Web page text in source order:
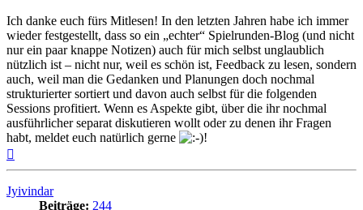
Ich danke euch fürs Mitlesen! In den letzten Jahren habe ich immer
wieder festgestellt, dass so ein „echter“ Spielrunden-Blog (und nicht
nur ein paar knappe Notizen) auch für mich selbst unglaublich
nützlich ist – nicht nur, weil es schön ist, Feedback zu lesen, sondern
auch, weil man die Gedanken und Planungen doch nochmal
strukturierter sortiert und davon auch selbst für die folgenden
Sessions profitiert. Wenn es Aspekte gibt, über die ihr nochmal
ausführlicher separat diskutieren wollt oder zu denen ihr Fragen
habt, meldet euch natürlich gerne
!
Jyivindar
Beiträge: 244